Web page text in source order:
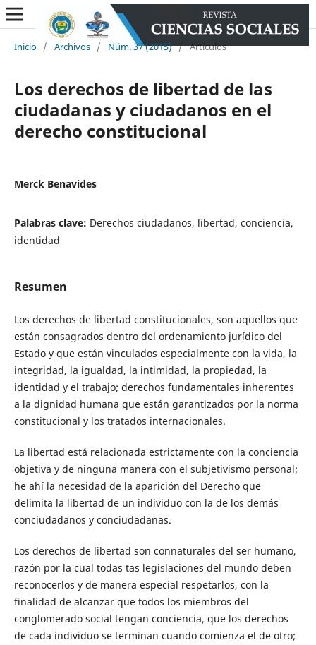
Inicio / Archivos / Núm. 37 (2015) / Artículos
Los derechos de libertad de las
ciudadanas y ciudadanos en el
derecho constitucional
Merck Benavides
Palabras clave: Derechos ciudadanos, libertad, conciencia,
identidad
Resumen
Los derechos de libertad constitucionales, son aquellos que
están consagrados dentro del ordenamiento jurídico del
Estado y que están vinculados especialmente con la vida, la
integridad, la igualdad, la intimidad, la propiedad, la
identidad y el trabajo; derechos fundamentales inherentes
a la dignidad humana que están garantizados por la norma
constitucional y los tratados internacionales.
La libertad está relacionada estrictamente con la conciencia
objetiva y de ninguna manera con el subjetivismo personal;
he ahí la necesidad de la aparición del Derecho que
delimita la libertad de un individuo con la de los demás
conciudadanos y conciudadanas.
Los derechos de libertad son connaturales del ser humano,
razón por la cual todas tas legislaciones del mundo deben
reconocerlos y de manera especial respetarlos, con la
finalidad de alcanzar que todos los miembros del
conglomerado social tengan conciencia, que los derechos
de cada individuo se terminan cuando comienza el de otro;